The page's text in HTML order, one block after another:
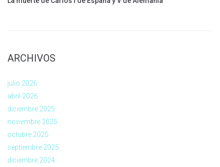
ARCHIVOS
julio 2026
abril 2026
diciembre 2025
noviembre 2025
octubre 2025
septiembre 2025
diciembre 2024